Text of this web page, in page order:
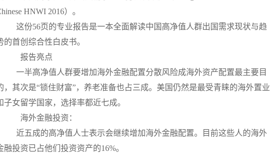
HNWI 2016）。
这份56页的专业报告是一本全面解读中国高净值人群出国需求现状与趋
的首创综合性白皮书。
报告亮点
一半高净值人群要增加海外金融配置分散风险成海外资产配置最主要目
，其次是“锁住财富”，养老准备也占三成。美国仍然是最受青睐的海外置业
子女留学国家，选择率都近七成。
海外金融投资：
近五成的高净值人士表示会继续增加海外金融配置。目前这些人的海外
融投资已占他们投资资产的16%。